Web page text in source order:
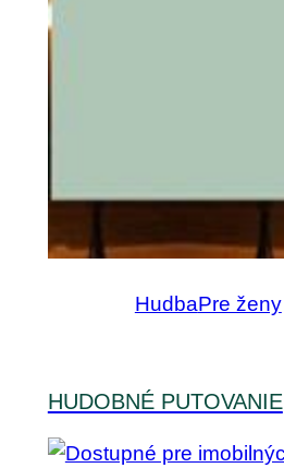
HudbaPre ženy
HUDOBNÉ PUTOVANIE